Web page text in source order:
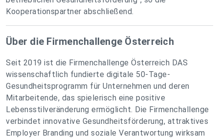
Kooperationspartner abschließend.
Über die Firmenchallenge Österreich
Seit 2019 ist die Firmenchallenge Österreich DAS
wissenschaftlich fundierte digitale 50-Tage-
Gesundheitsprogramm für Unternehmen und deren
Mitarbeitende, das spielerisch eine positive
Lebensstilveränderung ermöglicht. Die Firmenchallenge
verbindet innovative Gesundheitsförderung, attraktives
Employer Branding und soziale Verantwortung wirksam